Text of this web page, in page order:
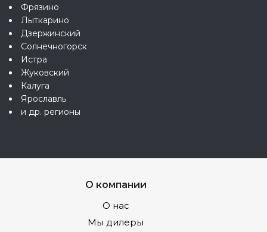
Фрязино
Лыткарино
Дзержинский
Солнечногорск
Истра
Жуковский
Калуга
Ярославль
и др. регионы
О компании
О нас
Мы дилеры